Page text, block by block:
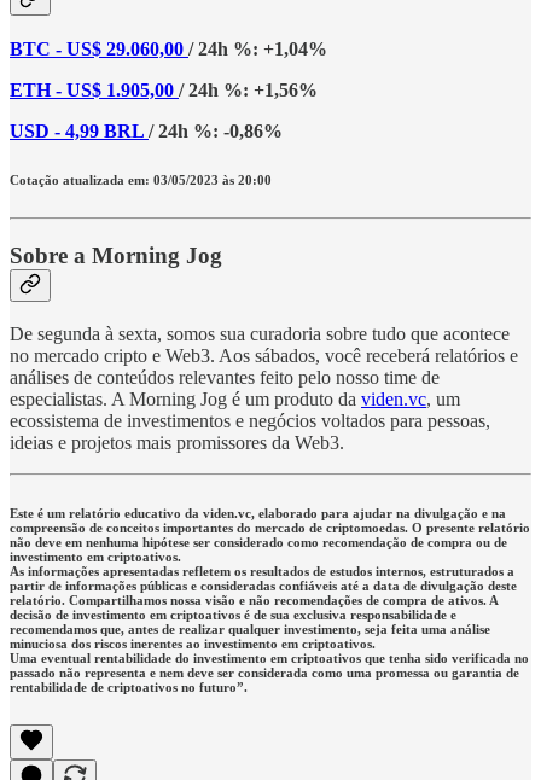
BTC - US$ 29.060,00 / 24h %: +1,04%
ETH - US$ 1.905,00 / 24h %: +1,56%
USD - 4,99 BRL / 24h %: -0,86%
Cotação atualizada em: 03/05/2023 às 20:00
Sobre a Morning Jog
De segunda à sexta, somos sua curadoria sobre tudo que acontece
no mercado cripto e Web3. Aos sábados, você receberá relatórios e
análises de conteúdos relevantes feito pelo nosso time de
especialistas. A Morning Jog é um produto da viden.vc, um
ecossistema de investimentos e negócios voltados para pessoas,
ideias e projetos mais promissores da Web3.
Este é um relatório educativo da viden.vc, elaborado para ajudar na divulgação e na
compreensão de conceitos importantes do mercado de criptomoedas. O presente relatório
não deve em nenhuma hipótese ser considerado como recomendação de compra ou de
investimento em criptoativos.
As informações apresentadas refletem os resultados de estudos internos, estruturados a
partir de informações públicas e consideradas confiáveis até a data de divulgação deste
relatório. Compartilhamos nossa visão e não recomendações de compra de ativos. A
decisão de investimento em criptoativos é de sua exclusiva responsabilidade e
recomendamos que, antes de realizar qualquer investimento, seja feita uma análise
minuciosa dos riscos inerentes ao investimento em criptoativos.
Uma eventual rentabilidade do investimento em criptoativos que tenha sido verificada no
passado não representa e nem deve ser considerada como uma promessa ou garantia de
rentabilidade de criptoativos no futuro”.